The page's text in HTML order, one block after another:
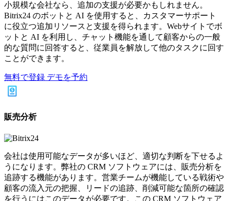
小規模な会社なら、追加の支援が必要かもしれません。
Bitrix24 のボットと AI を使用すると、カスタマーサポート
に役立つ追加リソースと支援を得られます。Webサイトでボ
ットと AI を利用し、チャット機能を通して顧客からの一般
的な質問に回答すると、従業員を解放して他のタスクに回す
ことができます。
無料で登録 デモを予約
販売分析
会社は使用可能なデータが多いほど、適切な判断を下せるよ
うになります。弊社の CRM ソフトウェアには、販売分析を
追跡する機能があります。営業チームが機能している戦術や
顧客の流入元の把握、リードの追跡、削減可能な箇所の確認
を行うにはこのデータが必要です。この CRM ソフトウェア